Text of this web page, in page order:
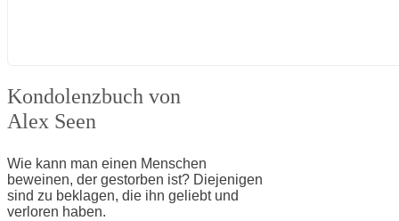
Kondolenzbuch von
Alex Seen
Wie kann man einen Menschen
beweinen, der gestorben ist? Diejenigen
sind zu beklagen, die ihn geliebt und
verloren haben.